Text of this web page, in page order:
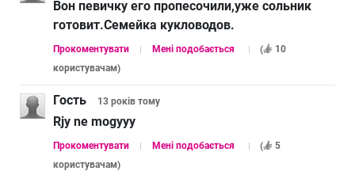
Вон певичку его пропесочили,уже сольник
готовит.Семейка кукловодов.
Прокоментувати Мені подобається (
10
користувачам)
Гость 13 років тому
Rjy ne mogyyy
Прокоментувати Мені подобається (
5
користувачам)